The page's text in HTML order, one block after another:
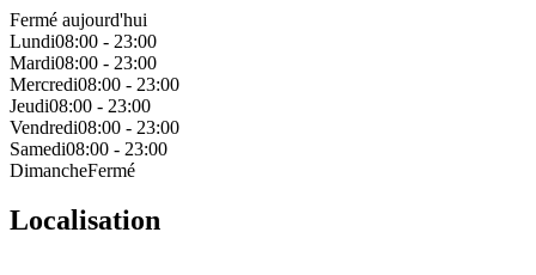
Fermé aujourd'hui
Lundi08:00 - 23:00
Mardi08:00 - 23:00
Mercredi08:00 - 23:00
Jeudi08:00 - 23:00
Vendredi08:00 - 23:00
Samedi08:00 - 23:00
DimancheFermé
Localisation